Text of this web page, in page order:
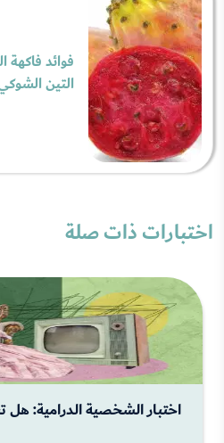
فوائد فاكهة
التين
اختبارات ذات صلة
اختبار الشخصية الدرامية: هل